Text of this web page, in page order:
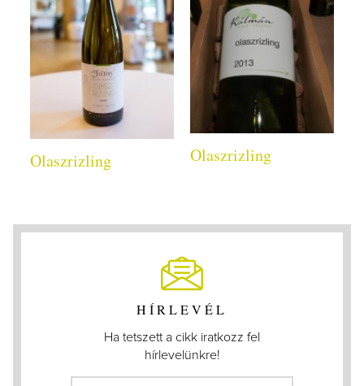
Olaszrizling Olaszrizling
HÍRLEVÉL
Ha tetszett a cikk iratkozz fel
hírlevelünkre!